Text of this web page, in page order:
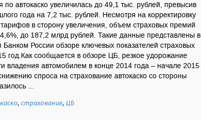
автокаско увеличилась до 49,1 тыс. рублей, превысив
года на 7,2 тыс. рублей. Несмотря на корректировку
в сторону увеличения, объем страховых премий
до 187,2 млрд рублей. Такие данные представлены в
Банком России обзоре ключевых показателей страховых
год.Как сообщается в обзоре ЦБ, резкое удорожание
владения автомобилем в конце 2014 года – начале 2015
спроса на страхование автокаско со стороны
...
каско,страхование, ЦБ